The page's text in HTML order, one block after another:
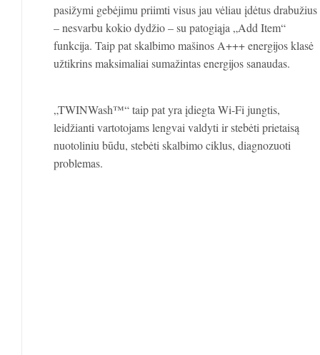
pasižymi gebėjimu priimti visus jau vėliau įdėtus drabužius
– nesvarbu kokio dydžio – su patogiąja „Add Item“
funkcija. Taip pat skalbimo mašinos A+++ energijos klasė
užtikrins maksimaliai sumažintas energijos sanaudas.
„TWINWash™“ taip pat yra įdiegta Wi-Fi jungtis,
leidžianti vartotojams lengvai valdyti ir stebėti prietaisą
nuotoliniu būdu, stebėti skalbimo ciklus, diagnozuoti
problemas.